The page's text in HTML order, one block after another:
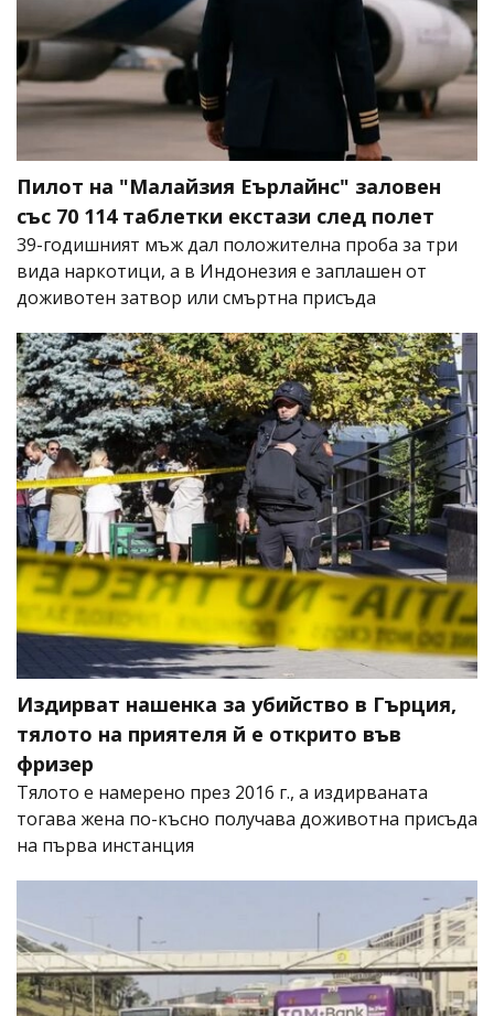
Пилот на "Малайзия Еърлайнс" заловен
със 70 114 таблетки екстази след полет
39-годишният мъж дал положителна проба за три
вида наркотици, а в Индонезия е заплашен от
доживотен затвор или смъртна присъда
Издирват нашенка за убийство в Гърция,
тялото на приятеля й е открито във
фризер
Тялото е намерено през 2016 г., а издирваната
тогава жена по-късно получава доживотна присъда
на първа инстанция